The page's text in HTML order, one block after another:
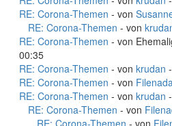
RE: Corona-Themen - von
RE: Corona-Themen - von
RE: Corona-Themen - von
00:35
RE: Corona-Themen - von krudan
RE: Corona-Themen - von
RE: Corona-Themen - von krudan
RE: Corona-Themen - von